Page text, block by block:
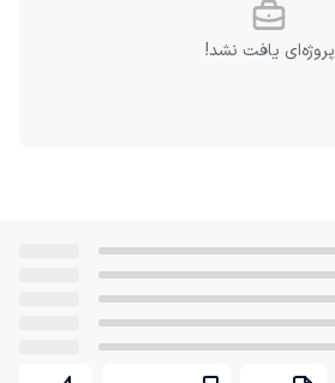
پروژه‌ای یافت نشد!